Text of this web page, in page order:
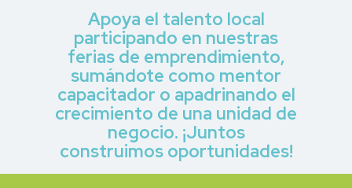
Apoya el talento local
participando en nuestras
ferias de emprendimiento,
sumándote como mentor
capacitador o apadrinando el
crecimiento de una unidad de
negocio. ¡Juntos
construimos oportunidades!